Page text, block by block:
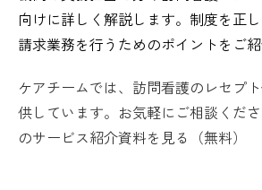
向けに詳しく解説します。制度を正
請求業務を行うためのポイントをご紹
ケアチームでは、訪問看護のレセプ
供しています。お気軽にご相談くだ
のサービス紹介資料を見る（無料）